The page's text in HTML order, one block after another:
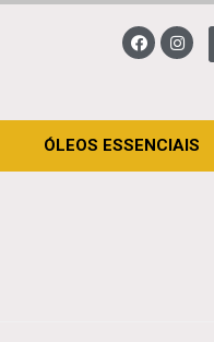
ÓLEOS ESSENCIAIS